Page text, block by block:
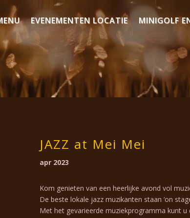
EVENEMENTEN LOCATIE MINIGOLF
JAZZ at Mei Mei
apr 2023
Kom genieten van een heerlijke avond vol
De beste lokale jazz muzikanten staan ‘on
Met het gevarieerde muziekprogramma kunt